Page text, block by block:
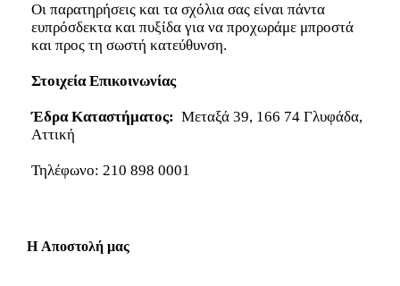
Οι παρατηρήσεις και τα σχόλια σας είναι πάντα
ευπρόσδεκτα και πυξίδα για να προχωράμε μπροστά
και προς τη σωστή κατεύθυνση.
Στοιχεία Επικοινωνίας
Έδρα Καταστήματος: Μεταξά 39, 166 74 Γλυφάδα,
Αττική
Τηλέφωνο: 210 898 0001
H Αποστολή μας